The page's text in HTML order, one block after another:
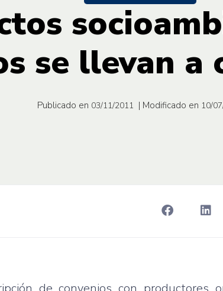
se llevan a
Publicado en 03/11/2011 | Modificado en 10/